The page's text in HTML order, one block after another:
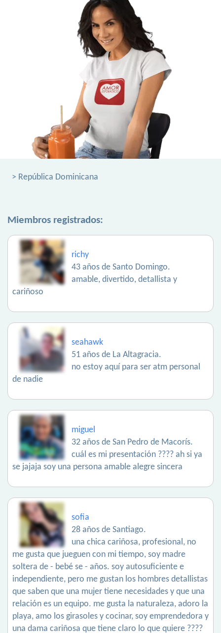
> República Dominicana
Miembros registrados:
richy
43 años de Santo Domingo.
amable, divertido, detallista y
cariñoso
seahawk
51 años de La Altagracia.
no estoy aquí para ser atm personal
de nadie
miguel
32 años de San Pedro de Macorís.
cuál es mi presentación ???? ah si ya
se jajaja soy una persona amable alegre sincera
sofia
28 años de Santiago.
una chica cariñosa, profesional, no
me gusta que jueguen con mi tiempo, soy madre
soltera de - bebé se - años. soy autosuficiente e
independiente, pero me gustan los hombres detallistas
que saben que una mujer tiene necesidades y que una
relación es un equipo. me gusta la naturaleza, adoro la
playa, amo los girasoles y cocinar, soy emprendedora y
una dama cariñosa que tiene claro lo que quiere ????